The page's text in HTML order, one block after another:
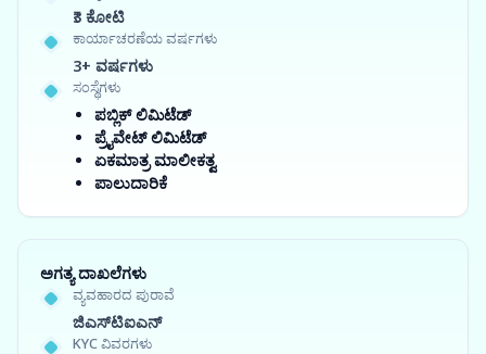
₹3 ಕೋಟಿ
ಕಾರ್ಯಾಚರಣೆಯ ವರ್ಷಗಳು
3+ ವರ್ಷಗಳು
ಸಂಸ್ಥೆಗಳು
ಪಬ್ಲಿಕ್ ಲಿಮಿಟೆಡ್
ಪ್ರೈವೇಟ್ ಲಿಮಿಟೆಡ್
ಏಕಮಾತ್ರ ಮಾಲೀಕತ್ವ
ಪಾಲುದಾರಿಕೆ
ಅಗತ್ಯ ದಾಖಲೆಗಳು
ವ್ಯವಹಾರದ ಪುರಾವೆ
ಜಿಎಸ್‍ಟಿಐಎನ್
KYC ವಿವರಗಳು